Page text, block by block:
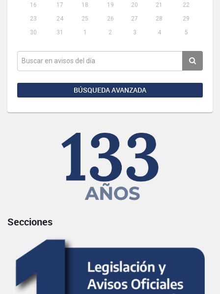
16
17 18 19 20 21
22
23
24 25 26 27 28
29
30
31 1 2 3 4 5
BÚSQUEDA AVANZADA
Secciones